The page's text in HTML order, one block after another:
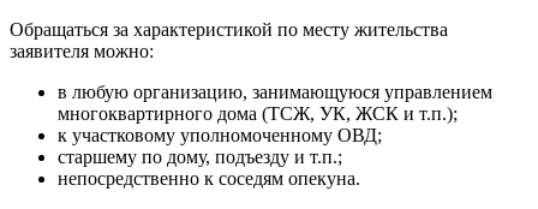
Обращаться за характеристикой по месту жительства
заявителя можно:
в любую организацию, занимающуюся управлением
многоквартирного дома (ТСЖ, УК, ЖСК и т.п.);
к участковому уполномоченному ОВД;
старшему по дому, подъезду и т.п.;
непосредственно к соседям опекуна.